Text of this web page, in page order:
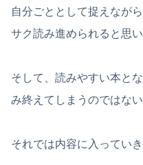
自分ごととして捉えなが
サク読み進められると思
そして、読みやすい本と
み終えてしまうのではな
それでは内容に入ってい